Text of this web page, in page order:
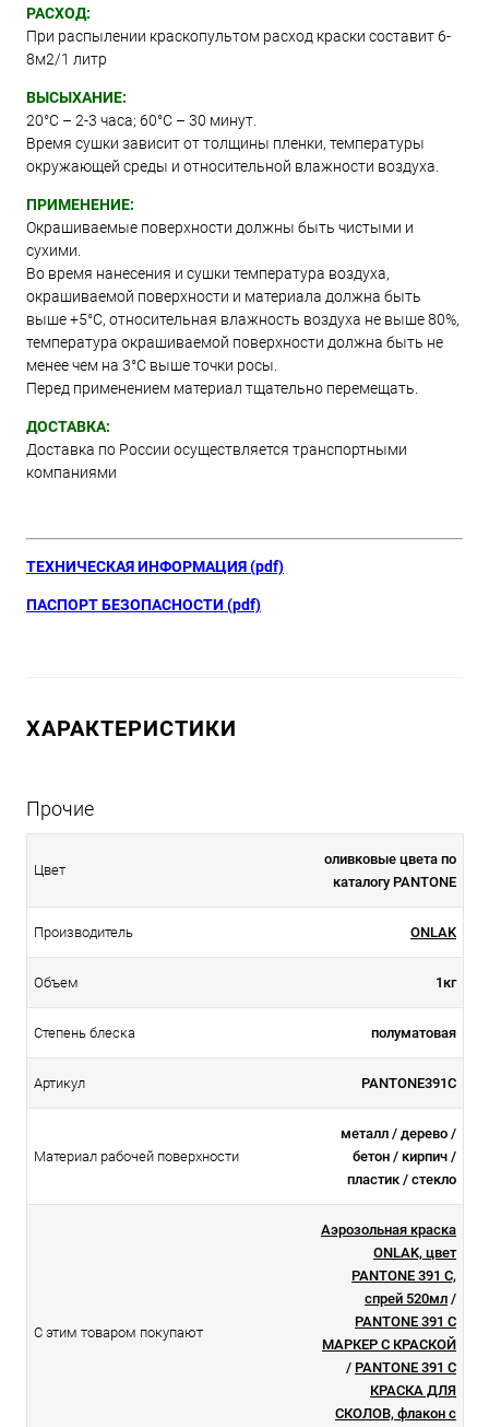
РАСХОД:
При распылении краскопультом расход краски составит 6-
8м2/1 литр
ВЫСЫХАНИЕ:
20°С – 2-3 часа; 60°С – 30 минут.
Время сушки зависит от толщины пленки, температуры
окружающей среды и относительной влажности воздуха.
ПРИМЕНЕНИЕ:
Окрашиваемые поверхности должны быть чистыми и
сухими.
Во время нанесения и сушки температура воздуха,
окрашиваемой поверхности и материала должна быть
выше +5°C, относительная влажность воздуха не выше 80%,
температура окрашиваемой поверхности должна быть не
менее чем на 3°C выше точки росы.
Перед применением материал тщательно перемещать.
ДОСТАВКА:
Доставка по России осуществляется транспортными
компаниями
ТЕХНИЧЕСКАЯ ИНФОРМАЦИЯ (pdf)
ПАСПОРТ БЕЗОПАСНОСТИ (pdf)
ХАРАКТЕРИСТИКИ
Прочие
Цвет
оливковые цвета по
каталогу PANTONE
Производитель ONLAK
Объем 1кг
Степень блеска полуматовая
Артикул PANTONE391C
Материал рабочей поверхности
металл / дерево /
бетон / кирпич /
пластик / стекло
С этим товаром покупают
Аэрозольная краска
ONLAK, цвет
PANTONE 391 C,
спрей 520мл /
PANTONE 391 C
МАРКЕР С КРАСКОЙ
/ PANTONE 391 C
КРАСКА ДЛЯ
СКОЛОВ, флакон с